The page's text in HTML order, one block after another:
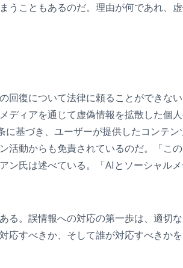
こともあるのだ。理由が何であれ、
復について法律に頼ることができな
ィアを通じて虚偽情報を拡散した個
基づき、ユーザーが提供したコンテ
動からも免責されているのだ。「こ
氏は述べている。「AIとソーシャル
。誤情報への対応の第一歩は、適切
すべきか、そして誰が対応すべきか